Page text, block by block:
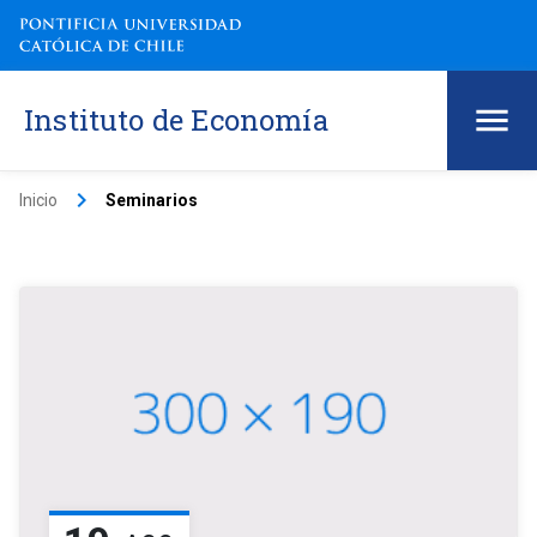
Instituto de Economía
Inicio keyboard_arrow_right Seminarios